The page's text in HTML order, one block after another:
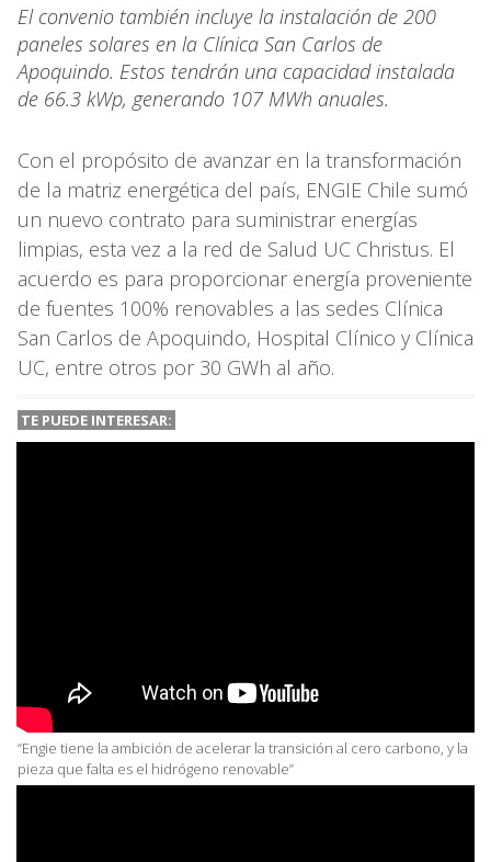
El convenio también incluye la instalación de 200
paneles solares en la Clínica San Carlos de
Apoquindo. Estos tendrán una capacidad instalada
de 66.3 kWp, generando 107 MWh anuales.
Con el propósito de avanzar en la transformación
de la matriz energética del país, ENGIE Chile sumó
un nuevo contrato para suministrar energías
limpias, esta vez a la red de Salud UC Christus. El
acuerdo es para proporcionar energía proveniente
de fuentes 100% renovables a las sedes Clínica
San Carlos de Apoquindo, Hospital Clínico y Clínica
UC, entre otros por 30 GWh al año.
TE PUEDE INTERESAR:
“Engie tiene la ambición de acelerar la transición al cero carbono, y la
pieza que falta es el hidrógeno renovable”